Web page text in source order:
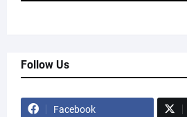
Follow Us
Facebook